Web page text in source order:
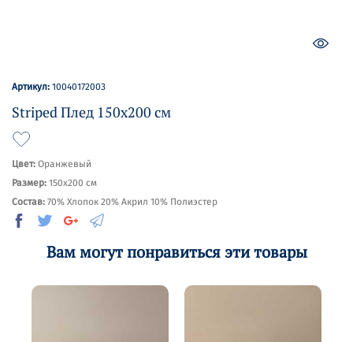
Артикул: 10040172003
Striped Плед 150х200 см
Цвет: Оранжевый
Размер: 150х200 см
Состав: 70% Хлопок 20% Акрил 10% Полиэстер
Вам могут понравиться эти товары